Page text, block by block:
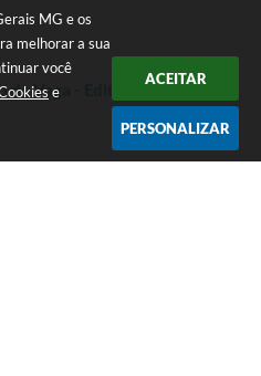
MG e os
melhorar a sua
você
e
ACEITAR
PERSONALIZAR
de Vaga - Edital nº 01-